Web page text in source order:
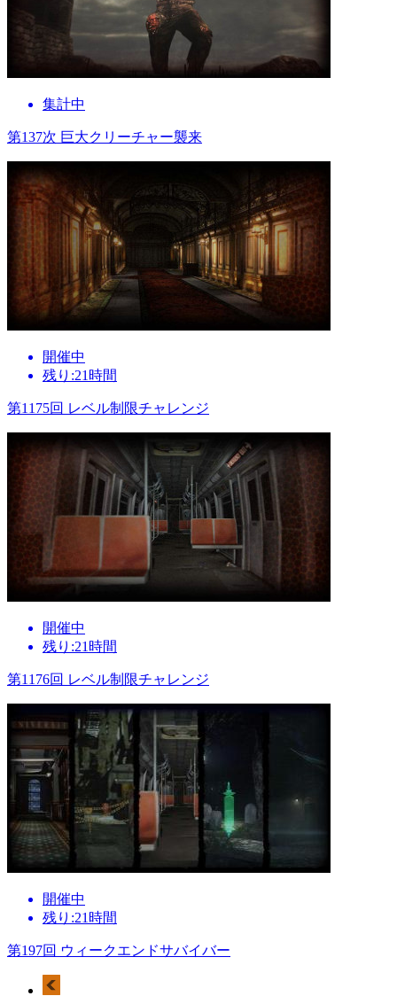
集計中
第137次 巨大クリーチャー襲来
開催中
残り:21時間
第1175回 レベル制限チャレンジ
開催中
残り:21時間
第1176回 レベル制限チャレンジ
開催中
残り:21時間
第197回 ウィークエンドサバイバー